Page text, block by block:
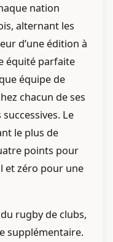
nation
alternant les
d’une édition à
équité parfaite
équipe de
chacun de ses
Le
le plus de
points pour
et zéro pour une
rugby de clubs,
supplémentaire.